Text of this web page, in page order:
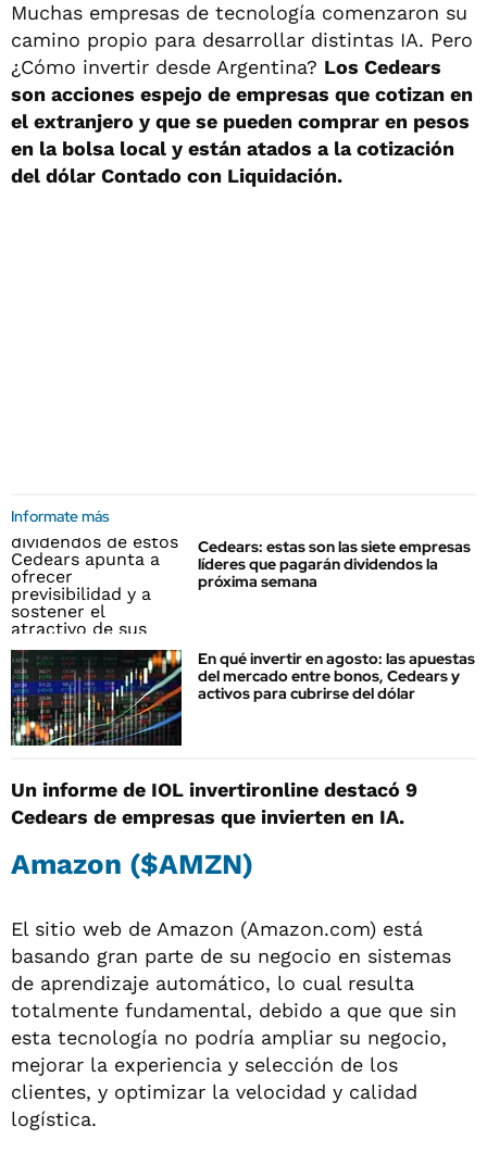
Muchas empresas de tecnología comenzaron su
camino propio para desarrollar distintas IA. Pero
¿Cómo invertir desde Argentina? Los Cedears
son acciones espejo de empresas que cotizan en
el extranjero y que se pueden comprar en pesos
en la bolsa local y están atados a la cotización
del dólar Contado con Liquidación.
Informate más
Cedears: estas son las siete empresas
líderes que pagarán dividendos la
próxima semana
En qué invertir en agosto: las apuestas
del mercado entre bonos, Cedears y
activos para cubrirse del dólar
Un informe de IOL invertironline destacó 9
Cedears de empresas que invierten en IA.
Amazon ($AMZN)
El sitio web de Amazon (Amazon.com) está
basando gran parte de su negocio en sistemas
de aprendizaje automático, lo cual resulta
totalmente fundamental, debido a que que sin
esta tecnología no podría ampliar su negocio,
mejorar la experiencia y selección de los
clientes, y optimizar la velocidad y calidad
logística.